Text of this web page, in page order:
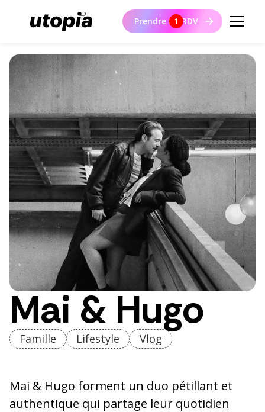
Prendre un RDV
1
Mai & Hugo
Famille Lifestyle Vlog
Mai & Hugo forment un duo pétillant et
authentique qui partage leur quotidien